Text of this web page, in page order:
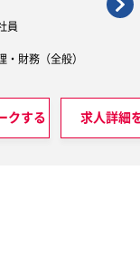
を見る